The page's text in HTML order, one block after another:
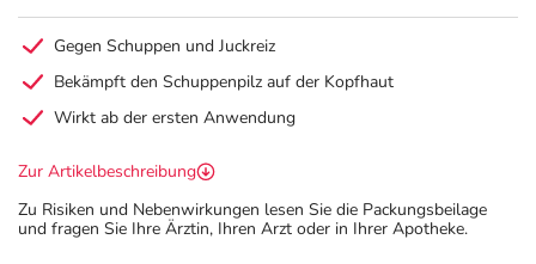
Gegen Schuppen und Juckreiz
Bekämpft den Schuppenpilz auf der Kopfhaut
Wirkt ab der ersten Anwendung
Zur Artikelbeschreibung
Zu Risiken und Nebenwirkungen lesen Sie die Packungsbeilage
und fragen Sie Ihre Ärztin, Ihren Arzt oder in Ihrer Apotheke.